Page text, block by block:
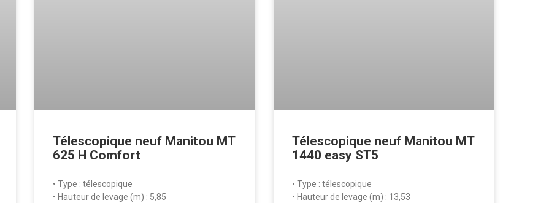
Télescopique neuf Manitou MT
625 H Comfort
• Type : télescopique
• Hauteur de levage (m) : 5,85
Télescopique neuf Manitou MT
1440 easy ST5
• Type : télescopique
• Hauteur de levage (m) : 13,53